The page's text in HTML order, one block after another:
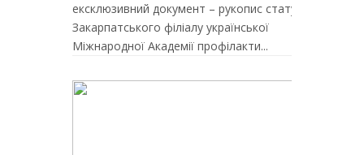
ексклюзивний документ – рукопис статуту
Закарпатського філіалу української
Міжнародної Академії профілакти...